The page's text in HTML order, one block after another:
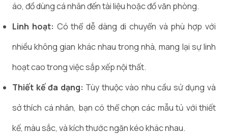
áo, đồ dùng cá nhân đến tài liệu hoặc đồ văn phòng.
Linh hoạt: Có thể dễ dàng di chuyển và phù hợp với
nhiều không gian khác nhau trong nhà, mang lại sự linh
hoạt cao trong việc sắp xếp nội thất.
Thiết kế đa dạng: Tùy thuộc vào nhu cầu sử dụng và
sở thích cá nhân, bạn có thể chọn các mẫu tủ với thiết
kế, màu sắc, và kích thước ngăn kéo khác nhau.